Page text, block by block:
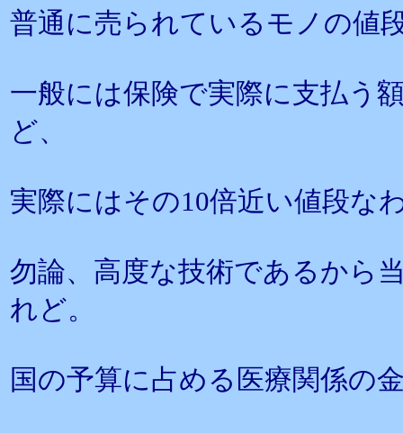
普通に売られているモノの値
一般には保険で実際に支払う
ど、
実際にはその10倍近い値段な
勿論、高度な技術であるから
れど。
国の予算に占める医療関係の